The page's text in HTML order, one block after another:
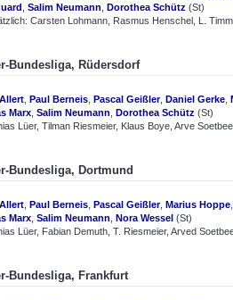
Salim Neumann Dorothea Schütz (St)
Carsten Lohmann, Rasmus Henschel, L.
Bundesliga, Rüdersdorf
Paul Berneis Pascal Geißler, Daniel Gerke
Marx Salim Neumann Dorothea Schütz (St)
Lüer, Tilman Riesmeier, Klaus Boye, Arve
Bundesliga, Dortmund
Paul Berneis Pascal Geißler, Marius Hoppe
Marx Salim Neumann Nora Wessel (St)
Lüer, Fabian Demuth, T. Riesmeier, Arved
Bundesliga, Frankfurt